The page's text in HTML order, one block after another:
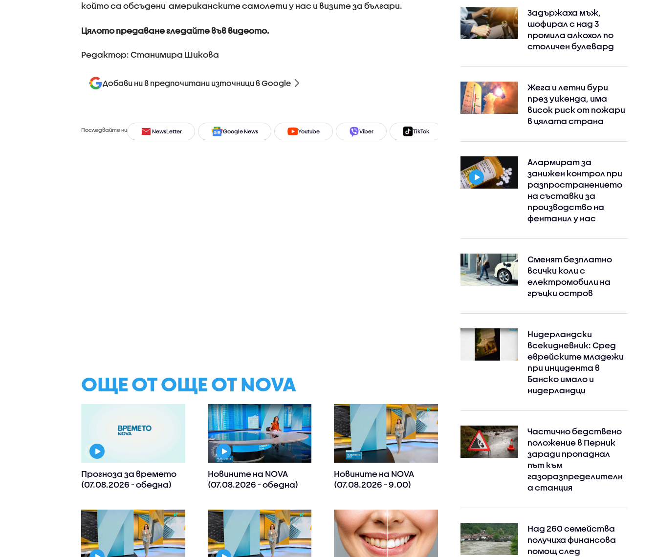
който са обсъдени американските самолети у нас и визите за българи.
Цялото предаване гледайте във видеото.
Редактор: Станимира Шикова
Добави ни в предпочитани източници в Google
Последвайте ни NewsLetter Google News Youtube Viber TikTok
ОЩЕ ОТ ОЩЕ ОТ NOVA
Прогноза за времето
(07.08.2026 - обедна)
Новините на NOVA
(07.08.2026 - обедна)
Новините на NOVA
(07.08.2026 - 9.00)
Задържаха мъж,
шофирал с над 3
промила алкохол по
столичен булевард
Жега и летни бури
през уикенда, има
висок риск от пожари
в цялата страна
Алармират за
занижен контрол при
разпространението
на съставки за
производство на
фентанил у нас
Сменят безплатно
всички коли с
електромобили на
гръцки остров
Нидерландски
всекидневник: Сред
еврейските младежи
при инцидента в
Банско имало и
нидерландци
Частично бедствено
положение в Перник
заради пропаднал
път към
газоразпределителн
а станция
Над 260 семейства
получиха финансова
помощ след